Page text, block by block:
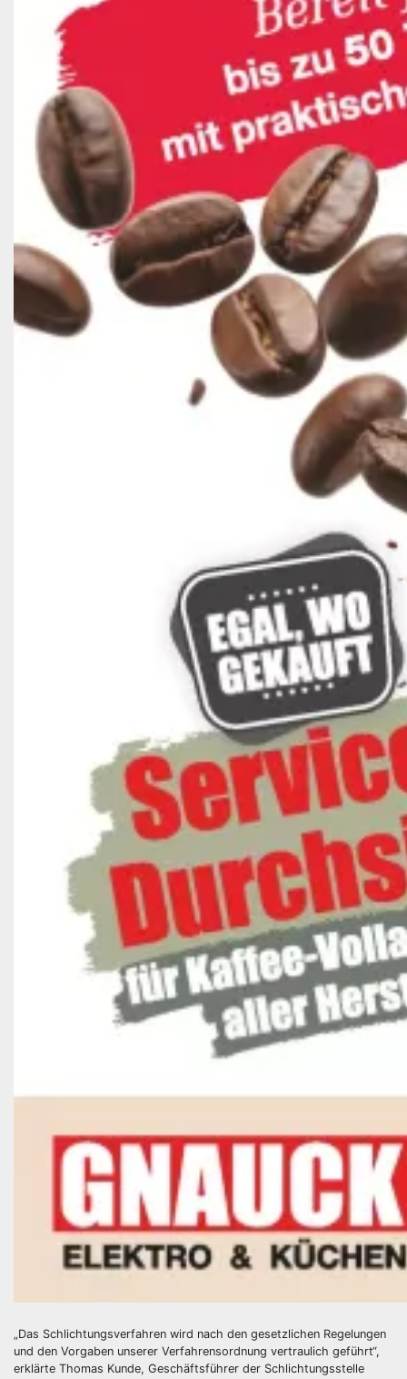
„Das Schlichtungsverfahren wird nach den gesetzlichen Regelungen
und den Vorgaben unserer Verfahrensordnung vertraulich geführt“,
erklärte Thomas Kunde, Geschäftsführer der Schlichtungsstelle